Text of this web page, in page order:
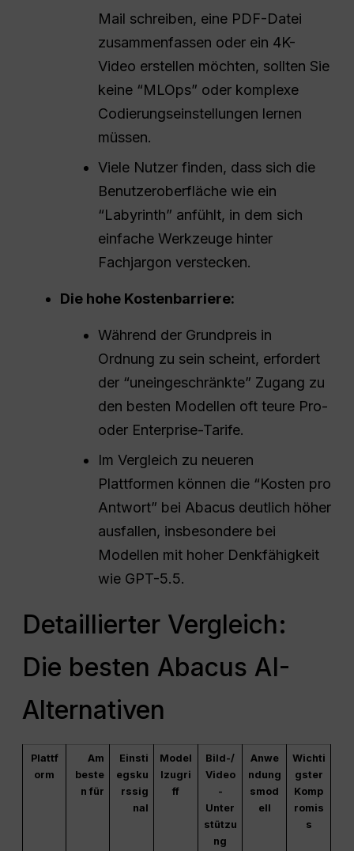
Mail schreiben, eine PDF-Datei
zusammenfassen oder ein 4K-
Video erstellen möchten, sollten Sie
keine “MLOps” oder komplexe
Codierungseinstellungen lernen
müssen.
Viele Nutzer finden, dass sich die
Benutzeroberfläche wie ein
“Labyrinth” anfühlt, in dem sich
einfache Werkzeuge hinter
Fachjargon verstecken.
Die hohe Kostenbarriere:
Während der Grundpreis in
Ordnung zu sein scheint, erfordert
der “uneingeschränkte” Zugang zu
den besten Modellen oft teure Pro-
oder Enterprise-Tarife.
Im Vergleich zu neueren
Plattformen können die “Kosten pro
Antwort” bei Abacus deutlich höher
ausfallen, insbesondere bei
Modellen mit hoher Denkfähigkeit
wie GPT-5.5.
Detaillierter Vergleich:
Die besten Abacus AI-
Alternativen
Plattf
orm
Am
beste
n für
Einsti
egsku
rssig
nal
Model
lzugri
ff
Bild-/
Video
-
Unter
stützu
ng
Anwe
ndung
smod
ell
Wichti
gster
Komp
romis
s